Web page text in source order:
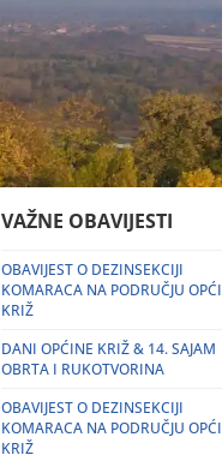
VAŽNE OBAVIJESTI
OBAVIJEST O DEZINSEKCIJI
KOMARACA NA PODRUČJU
KRIŽ
DANI OPĆINE KRIŽ & 14. SAJAM
OBRTA I RUKOTVORINA
OBAVIJEST O DEZINSEKCIJI
KOMARACA NA PODRUČJU
KRIŽ